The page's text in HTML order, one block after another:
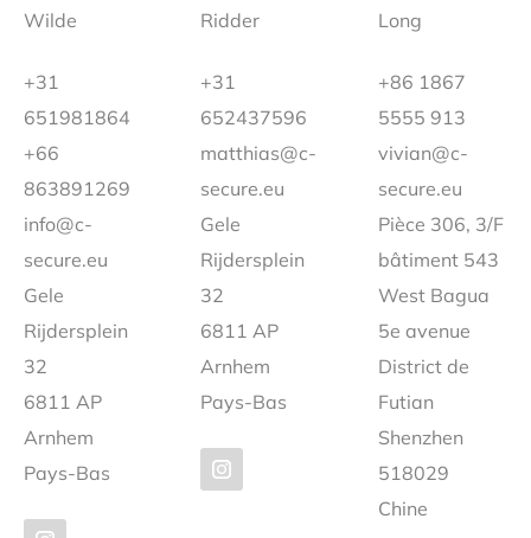
Wilde
+31
651981864
+66
863891269
info@c-
secure.eu
Gele
Rijdersplein
32
6811 AP
Arnhem
Pays-Bas
Ridder
+31
652437596
matthias@c-
secure.eu
Gele
Rijdersplein
32
6811 AP
Arnhem
Pays-Bas
Long
+86 1867
5555 913
vivian@c-
secure.eu
Pièce 306, 3/F
bâtiment 543
West Bagua
5e avenue
District de
Futian
Shenzhen
518029
Chine